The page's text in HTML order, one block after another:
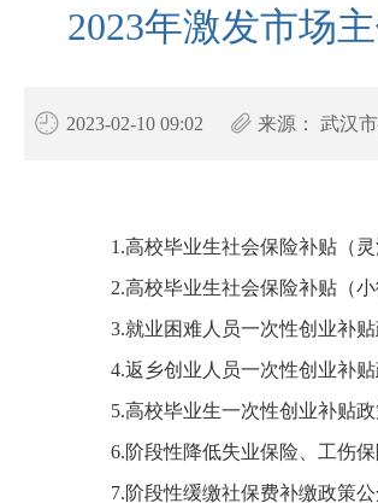
2023年激发市场
2023-02-10 09:02 来源： 武汉
1.高校毕业生社会保险补贴（灵
2.高校毕业生社会保险补贴（小
3.就业困难人员一次性创业补
4.返乡创业人员一次性创业补
5.高校毕业生一次性创业补贴
6.阶段性降低失业保险、工伤
7.阶段性缓缴社保费补缴政策